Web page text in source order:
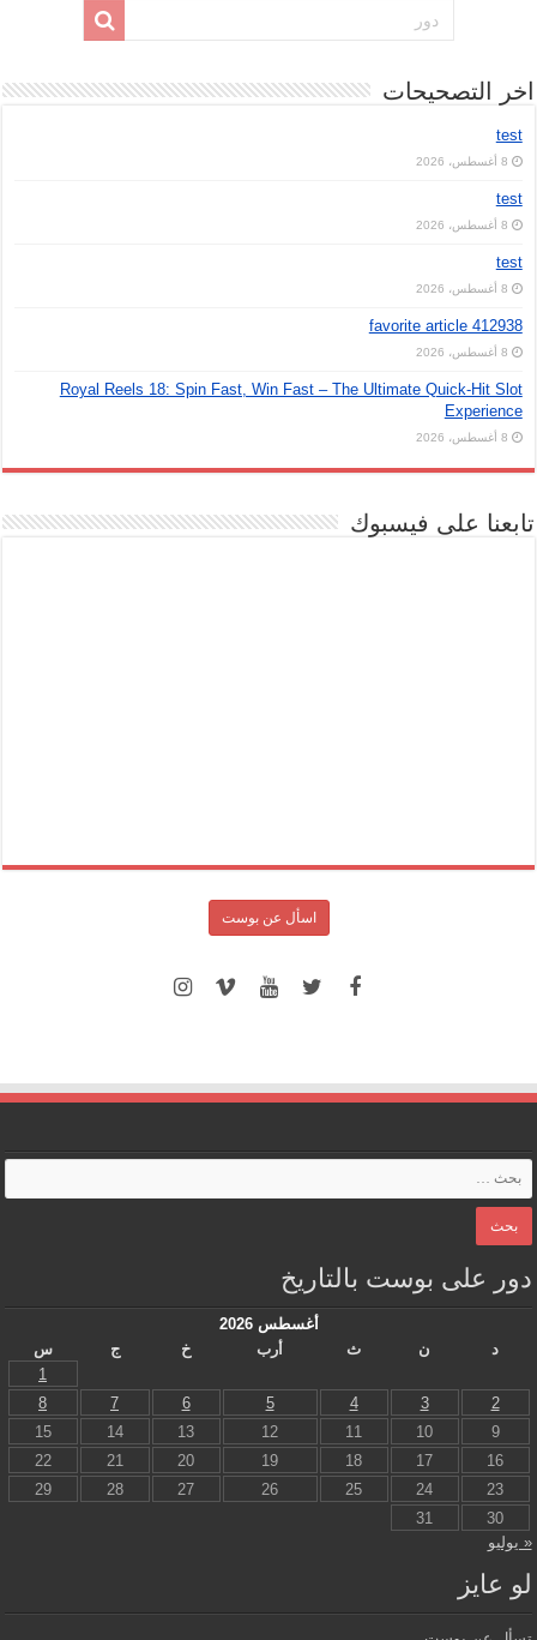
اخر التصحيحات
test
8 أغسطس، 2026
test
8 أغسطس، 2026
test
8 أغسطس، 2026
favorite article 412938
8 أغسطس، 2026
Royal Reels 18: Spin Fast, Win Fast – The Ultimate Quick‑Hit Slot
Experience
8 أغسطس، 2026
تابعنا على فيسبوك
اسأل عن بوست
دور على بوست بالتاريخ
أغسطس 2026
د
ن ث أرب خ ج
س
1
2
3
4
5
6
7
8
9
10
11
12
13
14
15
16
17
18
19
20
21
22
23
24
25
26
27
28
29
30
31
« يوليو
لو عايز